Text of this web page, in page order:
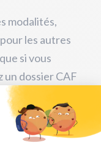
modalités,
les autres
si vous
un dossier CAF